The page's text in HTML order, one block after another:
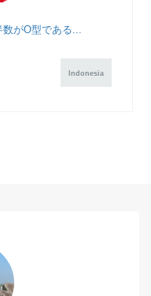
がO型である...
Indonesia